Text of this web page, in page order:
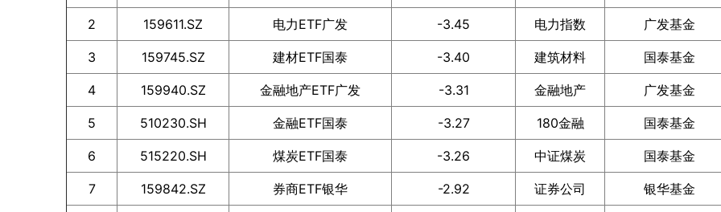
2 159611.SZ 电力ETF广发 -3.45 电力指数 广发基金
3 159745.SZ 建材ETF国泰 -3.40 建筑材料 国泰基金
4 159940.SZ 金融地产ETF广发 -3.31 金融地产 广发基金
5 510230.SH 金融ETF国泰 -3.27 180金融 国泰基金
6 515220.SH 煤炭ETF国泰 -3.26 中证煤炭 国泰基金
7 159842.SZ 券商ETF银华 -2.92 证券公司 银华基金